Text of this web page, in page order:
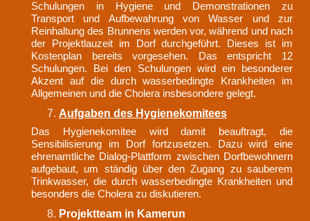
Schulungen in Hygiene und Demonstrationen zu
Transport und Aufbewahrung von Wasser und zur
Reinhaltung des Brunnens werden vor, während und nach
der Projektlauzeit im Dorf durchgeführt. Dieses ist im
Kostenplan bereits vorgesehen. Das entspricht 12
Schulungen. Bei den Schulungen wird ein besonderer
Akzent auf die durch wasserbedingte Krankheiten im
Allgemeinen und die Cholera insbesondere gelegt.
Aufgaben des Hygienekomitees
Das Hygienekomitee wird damit beauftragt, die
Sensibilisierung im Dorf fortzusetzen. Dazu wird eine
ehrenamtliche Dialog-Plattform zwischen Dorfbewohnern
aufgebaut, um ständig über den Zugang zu sauberem
Trinkwasser, die durch wasserbedingte Krankheiten und
besonders die Cholera zu diskutieren.
Projektteam in Kamerun